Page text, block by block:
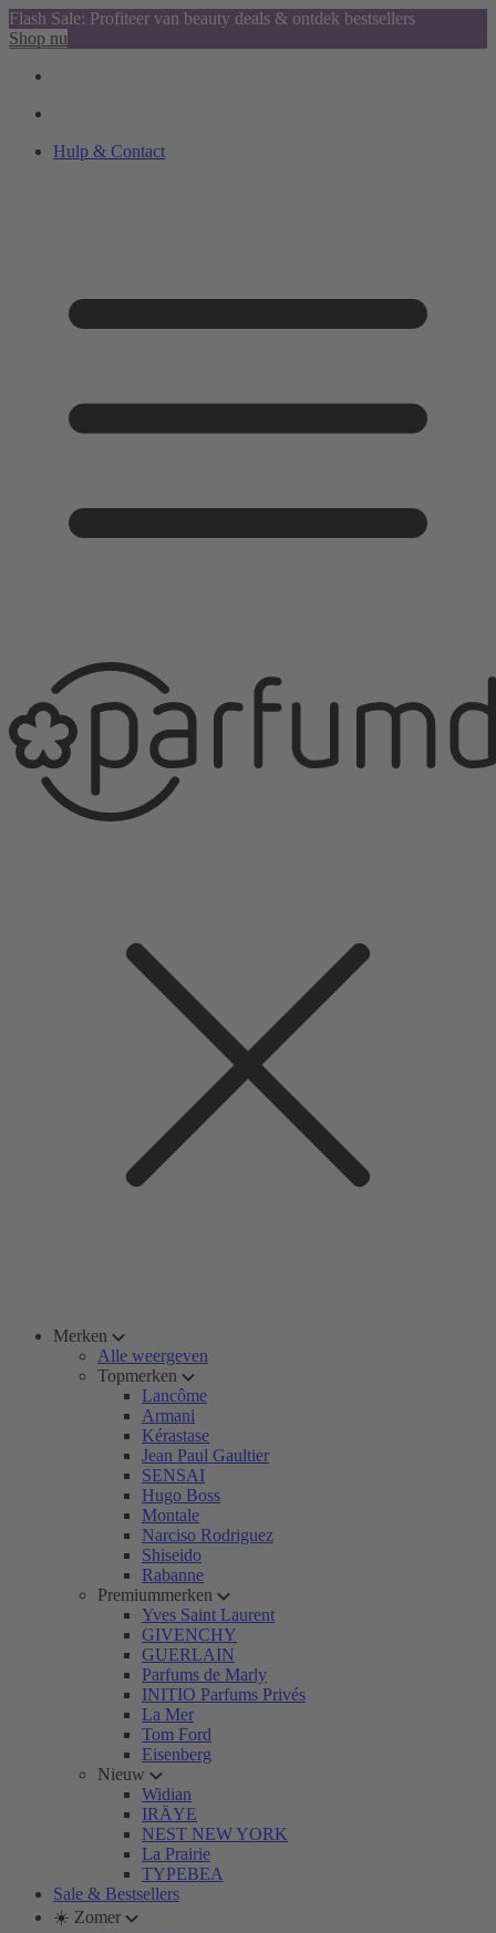
Flash Sale: Profiteer van beauty deals & ontdek bestsellers
Shop nu
Hulp & Contact
Merken
Alle weergeven
Topmerken
Lancôme
Armani
Kérastase
Jean Paul Gaultier
SENSAI
Hugo Boss
Montale
Narciso Rodriguez
Shiseido
Rabanne
Premiummerken
Yves Saint Laurent
GIVENCHY
GUERLAIN
Parfums de Marly
INITIO Parfums Privés
La Mer
Tom Ford
Eisenberg
Nieuw
Widian
IRÄYE
NEST NEW YORK
La Prairie
TYPEBEA
Sale & Bestsellers
☀️ Zomer